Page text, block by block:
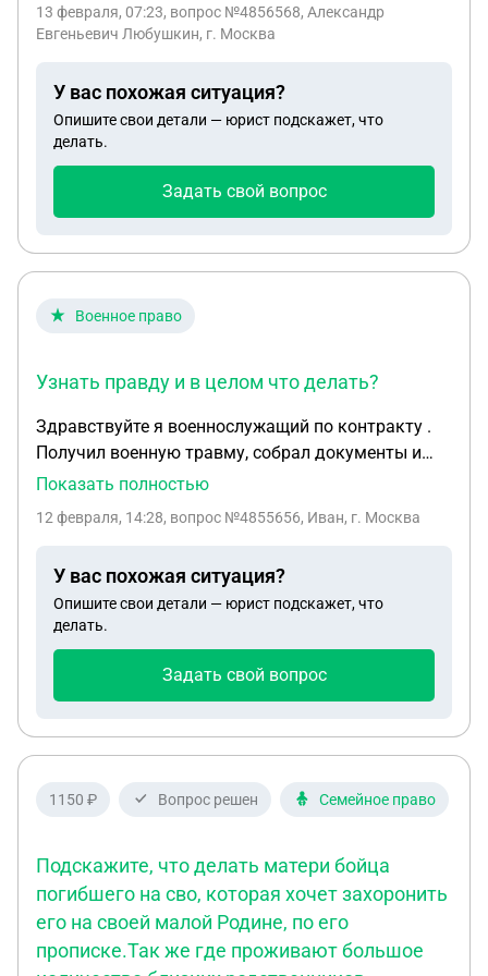
ВЛАДИМИРОВНА которая не является
электроэнергию в моём помещении с
нарушением всех правил не поставив меня об
отключении имея номер моего телефона не
уточнив в москве я или нет прислала бумагу с с
задолженностью за декабрь с сумай 22 тысячи
980 р и указаниям чтоб подключит заплатить ей
отказывается что делать?
13 февраля, 07:23, вопрос №4856568, Александр
Евгеньевич Любушкин, г. Москва
У вас похожая ситуация?
Опишите свои детали — юрист подскажет, что
делать.
Задать свой вопрос
Военное право
Узнать правду и в целом что делать?
Здравствуйте я военнослужащий по контракту .
Получил военную травму, собрал документы и
отдал юристу в часте чтобы направил их в
компании говорят что документов не поступало ,
поступили и меня обманывают в страховой , из
доказательств предлагают только рег номер в
страевой службе моей части . Как быть в данном
Показать полностью
12 февраля, 14:28, вопрос №4855656, Иван, г. Москва
У вас похожая ситуация?
Опишите свои детали — юрист подскажет, что
делать.
Задать свой вопрос
1150 ₽ Вопрос решен Семейное право
Подскажите, что делать матери бойца
погибшего на сво, которая хочет захоронить
его на своей малой Родине, по его
прописке.Так же где проживают большое